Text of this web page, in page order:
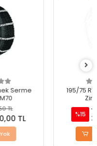
195/75 R14 Binek Serme
%15 3.820,00 TL